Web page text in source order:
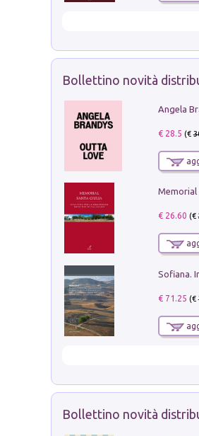
Bollettino novità
Angela
€ 28.5 (€
€ 26.60 (€
€ 71.25 (€
Bollettino novità